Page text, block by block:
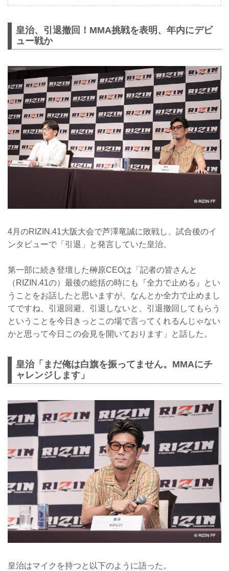
皇治、引退撤回！MMA挑戦を表明、年内にデビ
ュー戦か
4月のRIZIN.41大阪大会で芦澤竜誠に敗戦し、試合後のイ
ンタビューで「引退」と発言していた皇治。
第一部に続き登壇した榊原CEOは「記者の皆さんと
（RIZIN.41の）最後の総括の時にも『全力で止める』とい
うことをお話したと思いますが、なんとか全力で止めまし
てですね、引退回避、引退しないと、引退撤回してもらう
ということを今日きっとこの場で言ってくれるんじゃない
かと思って今日この会見を開いております」と話した。
皇治「まだ俺は白旗を振ってません。MMAにチ
ャレンジします」
皇治はマイクを持つと以下のように語った。